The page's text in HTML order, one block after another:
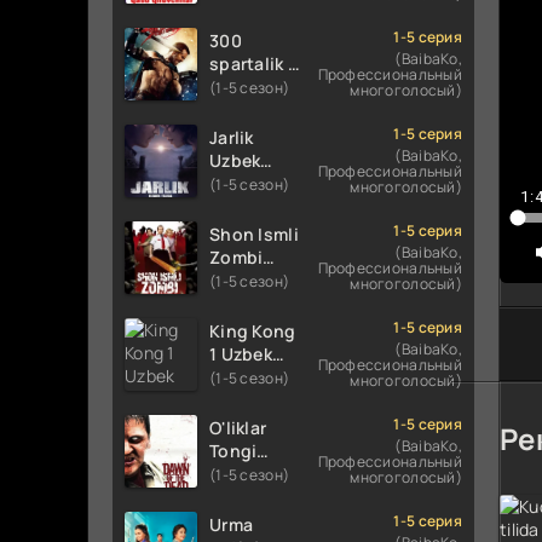
tilida
koreya
seryali
barcha
o'zbek
tilida
tilida 2016
O'zbekcha
tarjima
HD
skachat
300
spartalik 2
/ Uch yuz
2 Premyera
Uzbek
tilida 2013
tarjima
kino HD
skachat
(1-5 сезон)
1-5 серия
(BaibaKo,
Профессиональный
многоголосый)
Jarlik
Uzbek
tilida 2025
tarjima
kino HD
skachat
(1-5 сезон)
1-5 серия
(BaibaKo,
Профессиональный
многоголосый)
Shon Ismli
Zombi
Uzbek
O'zbekcha
tarjima
kino HD
(1-5 сезон)
1-5 серия
(BaibaKo,
Профессиональный
многоголосый)
King Kong
1 Uzbek
tilida 2005
tarjima
kino HD
skachat
(1-5 сезон)
1-5 серия
(BaibaKo,
Профессиональный
многоголосый)
O'liklar
Tongi
Uzbek
(2004)
(1-5 сезон)
1-5 серия
(BaibaKo,
Профессиональный
многоголосый)
Urma
1-5 серия